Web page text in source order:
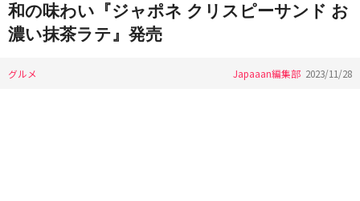
和の味わい『ジャポネ クリスピーサンド お
濃い抹茶ラテ』発売
グルメ Japaaan編集部 2023/11/28